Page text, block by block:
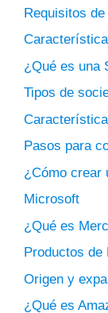
Requisitos
¿Qué es una
Tipos de
Pasos para
¿Cómo crear
Microsoft
¿Qué es
Productos de
Origen y
¿Qué es